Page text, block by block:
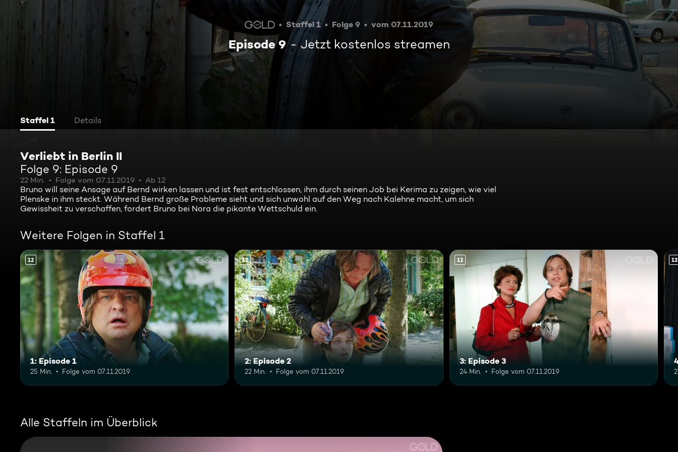
Staffel 1 Folge 9 vom 07.11.2019
Episode 9 Jetzt kostenlos streamen
Staffel 1 Details
Verliebt in Berlin II
Folge 9: Episode 9
22 Min. Folge vom 07.11.2019 Ab 12
Bruno will seine Ansage auf Bernd wirken lassen und ist fest entschlossen, ihm durch seinen Job bei Kerima zu zeigen, wie viel
Plenske in ihm steckt. Während Bernd große Probleme sieht und sich unwohl auf den Weg nach Kalehne macht, um sich
Gewissheit zu verschaffen, fordert Bruno bei Nora die pikante Wettschuld ein.
Weitere Folgen in Staffel 1
12
1: Episode 1
25 Min. Folge vom 07.11.2019
12
2: Episode 2
22 Min. Folge vom 07.11.2019
12
3: Episode 3
24 Min. Folge vom 07.11.2019
12
Alle Staffeln im Überblick